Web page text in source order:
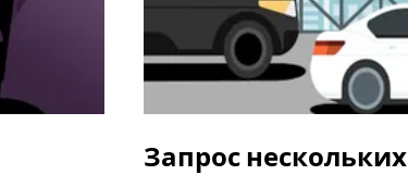
Запрос нескольких